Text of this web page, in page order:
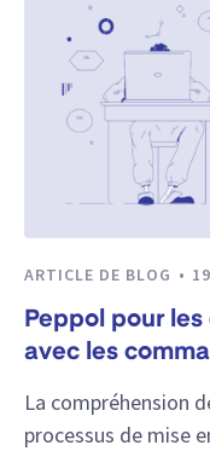
ARTICLE DE BLOG
Peppol pour
avec les
La compréhension
processus de mise